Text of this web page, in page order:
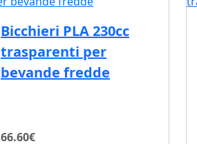
Bicchieri PLA 230cc
trasparenti per
bevande fredde
66.60€